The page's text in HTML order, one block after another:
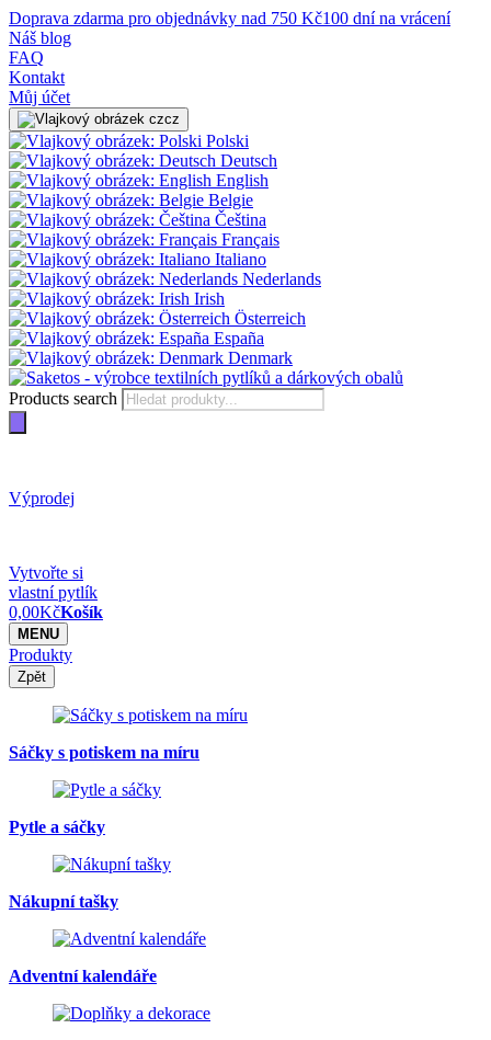
Doprava zdarma pro objednávky nad 750 Kč100 dní na vrácení
Náš blog
FAQ
Kontakt
Můj účet
cz
Polski
Deutsch
English
Belgie
Čeština
Français
Italiano
Nederlands
Irish
Österreich
España
Denmark
Products search
Výprodej
Vytvořte si
vlastní pytlík
0,00KčKošík
MENU
Produkty
Zpět
Sáčky s potiskem na míru
Pytle a sáčky
Nákupní tašky
Adventní kalendáře